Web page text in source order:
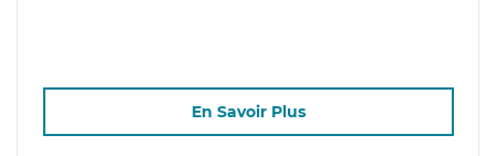
En Savoir Plus